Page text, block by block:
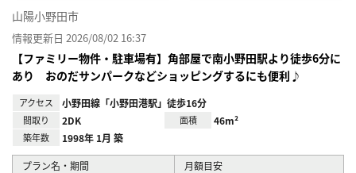
山陽小野田市
情報更新日 2026/08/02 16:37
【ファミリー物件・駐車場有】角部屋で南小野田駅より徒歩6分に
あり おのだサンパークなどショッピングするにも便利♪
アクセス 小野田線「小野田港駅」徒歩16分
間取り 2DK 面積 46m²
築年数 1998年 1月 築
プラン名・期間 月額目安